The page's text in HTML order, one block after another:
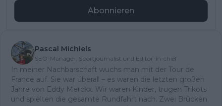
Abonnieren
Pascal Michiels
SEO-Manager, Sportjournalist und Editor-in-chief
In meiner Nachbarschaft wuchs man mit der Tour de
France auf. Sie war überall – es waren die letzten großen
Jahre von Eddy Merckx. Wir waren Kinder, trugen Trikots
und spielten die gesamte Rundfahrt nach. Zwei Brücken